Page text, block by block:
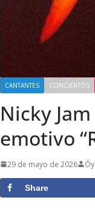
CANTANTES CONCIERTOS
Nicky
emotivo
29 de mayo de 2026
Share